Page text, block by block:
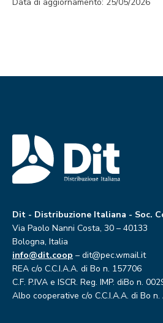
Dit - Distribuzione Italiana - Soc.
Via Paolo Nanni Costa, 30 – 40133
Bologna, Italia
info@dit.coop – dit@pec.wmail.it
REA c/o C.C.I.A.A. di Bo n. 157706
C.F. P.IVA e ISCR. Reg. IMP. diBo n.
Albo cooperative c/o C.C.I.A.A. di Bo